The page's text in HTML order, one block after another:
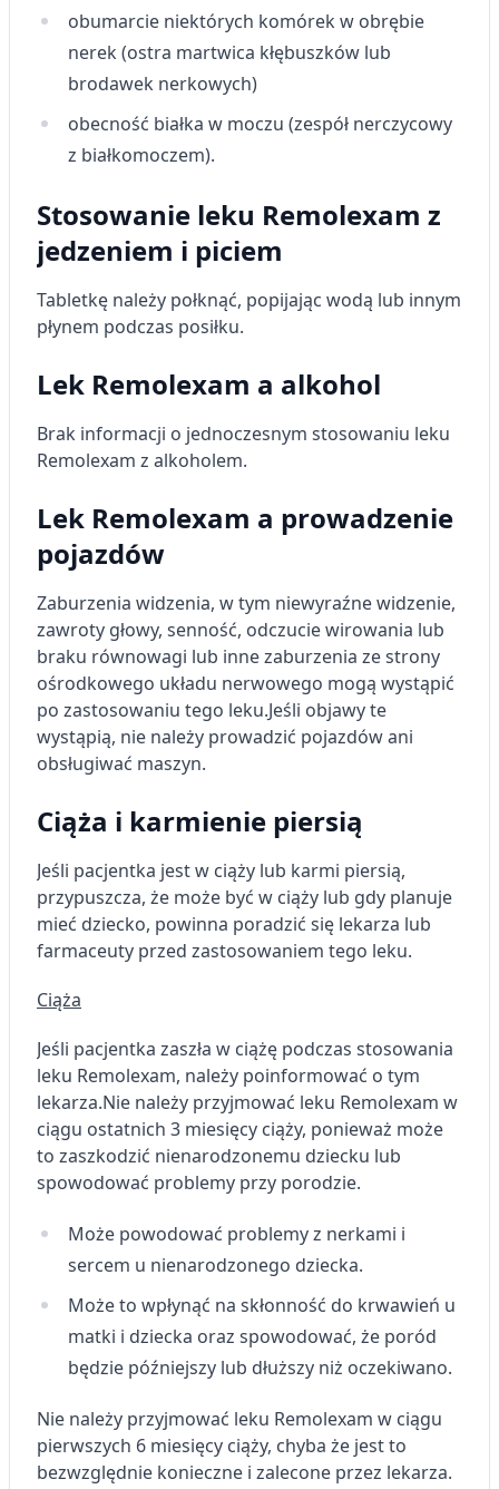
obumarcie niektórych komórek w obrębie
nerek (ostra martwica kłębuszków lub
brodawek nerkowych)
obecność białka w moczu (zespół nerczycowy
z białkomoczem).
Stosowanie leku Remolexam z
jedzeniem i piciem
Tabletkę należy połknąć, popijając wodą lub innym
płynem podczas posiłku.
Lek Remolexam a alkohol
Brak informacji o jednoczesnym stosowaniu leku
Remolexam z alkoholem.
Lek Remolexam a prowadzenie
pojazdów
Zaburzenia widzenia, w tym niewyraźne widzenie,
zawroty głowy, senność, odczucie wirowania lub
braku równowagi lub inne zaburzenia ze strony
ośrodkowego układu nerwowego mogą wystąpić
po zastosowaniu tego leku.Jeśli objawy te
wystąpią, nie należy prowadzić pojazdów ani
obsługiwać maszyn.
Ciąża i karmienie piersią
Jeśli pacjentka jest w ciąży lub karmi piersią,
przypuszcza, że może być w ciąży lub gdy planuje
mieć dziecko, powinna poradzić się lekarza lub
farmaceuty przed zastosowaniem tego leku.
Ciąża
Jeśli pacjentka zaszła w ciążę podczas stosowania
leku Remolexam, należy poinformować o tym
lekarza.Nie należy przyjmować leku Remolexam w
ciągu ostatnich 3 miesięcy ciąży, ponieważ może
to zaszkodzić nienarodzonemu dziecku lub
spowodować problemy przy porodzie.
Może powodować problemy z nerkami i
sercem u nienarodzonego dziecka.
Może to wpłynąć na skłonność do krwawień u
matki i dziecka oraz spowodować, że poród
będzie późniejszy lub dłuższy niż oczekiwano.
Nie należy przyjmować leku Remolexam w ciągu
pierwszych 6 miesięcy ciąży, chyba że jest to
bezwzględnie konieczne i zalecone przez lekarza.